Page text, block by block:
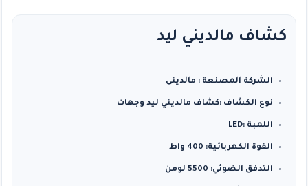
كشاف مالديني ليد
الشركة المصنعة : مالدينى
نوع الكشاف :كشاف مالديني ليد وجهات
اللمبة :LED
القوة الكهربائية: 400 واط
التدفق الضوئي: 5500 لومن